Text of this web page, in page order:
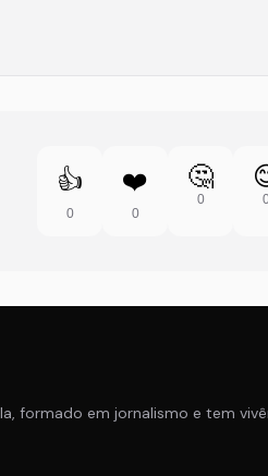
👍
0
❤️
0
🤔
0
formado em jornalismo e tem